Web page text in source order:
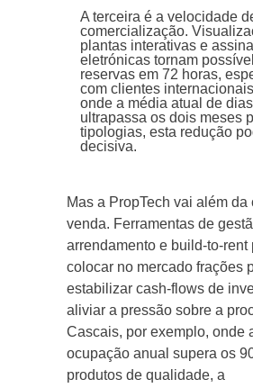
A terceira é a velocidade
comercialização.
plantas interativas e
eletrónicas tornam
reservas em 72 horas,
com clientes
onde a média atual de
ultrapassa os dois meses
tipologias, esta redução
decisiva.
Mas a PropTech vai além da
venda. Ferramentas de
arrendamento e build-to-rent
colocar no mercado frações
estabilizar cash-flows de
aliviar a pressão sobre a
Cascais, por exemplo, onde
ocupação anual supera os
produtos de qualidade, a